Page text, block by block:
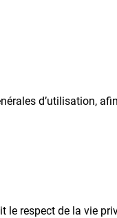
d’utilisation,
le respect de la vie